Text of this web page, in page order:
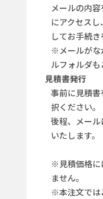
メールの内
にアクセス
してお手続き
※メールがな
ルフォルダも
見積書発行
事前に見積
択ください。
後程、メー
いたします。
※見積価格に
ません。
※本注文では